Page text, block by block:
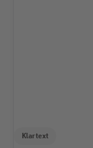
Klartext